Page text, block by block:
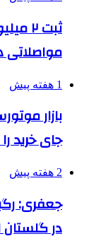
مواصلاتی
1 هفته پیش
بازار
جای خرید
2 هفته پیش
جعفری:
در گلستان